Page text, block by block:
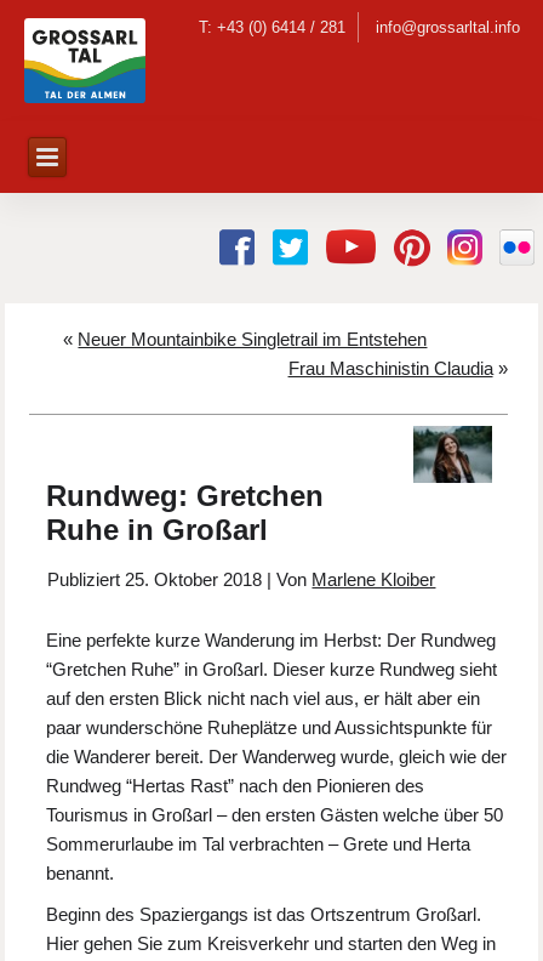
T: +43 (0) 6414 / 281 info@grossarltal.info
« Neuer Mountainbike Singletrail im Entstehen
Frau Maschinistin Claudia»
Rundweg: Gretchen
Ruhe in Großarl
Publiziert 25. Oktober 2018 |Von Marlene Kloiber
Eine perfekte kurze Wanderung im Herbst: Der Rundweg
“Gretchen Ruhe” in Großarl. Dieser kurze Rundweg sieht
auf den ersten Blick nicht nach viel aus, er hält aber ein
paar wunderschöne Ruheplätze und Aussichtspunkte für
die Wanderer bereit. Der Wanderweg wurde, gleich wie der
Rundweg “Hertas Rast” nach den Pionieren des
Tourismus in Großarl – den ersten Gästen welche über 50
Sommerurlaube im Tal verbrachten – Grete und Herta
benannt.
Beginn des Spaziergangs ist das Ortszentrum Großarl.
Hier gehen Sie zum Kreisverkehr und starten den Weg in